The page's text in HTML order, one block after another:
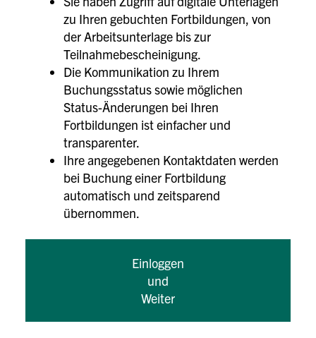
zu Ihren gebuchten Fortbildungen, von
der Arbeitsunterlage bis zur
Teilnahmebescheinigung.
Die Kommunikation zu Ihrem
Buchungsstatus sowie möglichen
Status-Änderungen bei Ihren
Fortbildungen ist einfacher und
transparenter.
Ihre angegebenen Kontaktdaten werden
bei Buchung einer Fortbildung
automatisch und zeitsparend
übernommen.
Einloggen
und
Weiter